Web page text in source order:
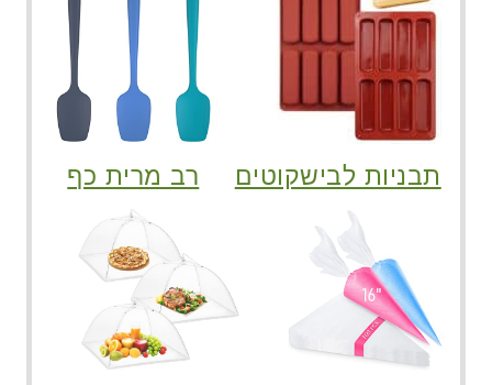
תבניות לבישקוטים רב מרית כף